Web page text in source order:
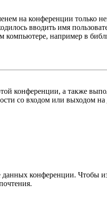
на конференции только
вводить имя
например в
конференции, а также
со входом или выходом
конференции. Чтобы